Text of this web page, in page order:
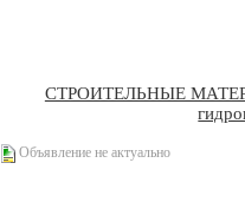
СТРОИТЕЛЬНЫЕ
Объявление не актуально